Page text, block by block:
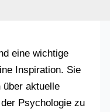
eine wichtige
Inspiration. Sie
über aktuelle
Psychologie zu